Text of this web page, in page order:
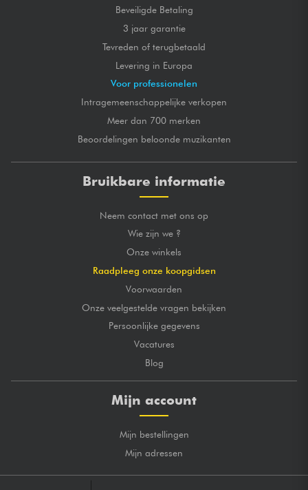
Beveiligde Betaling
3 jaar garantie
Tevreden of terugbetaald
Levering in Europa
Voor professionelen
Intragemeenschappelijke verkopen
Meer dan 700 merken
Beoordelingen beloonde muzikanten
Bruikbare informatie
Neem contact met ons op
Wie zijn we ?
Onze winkels
Raadpleeg onze koopgidsen
Voorwaarden
Onze veelgestelde vragen bekijken
Persoonlijke gegevens
Vacatures
Blog
Mijn account
Mijn bestellingen
Mijn adressen